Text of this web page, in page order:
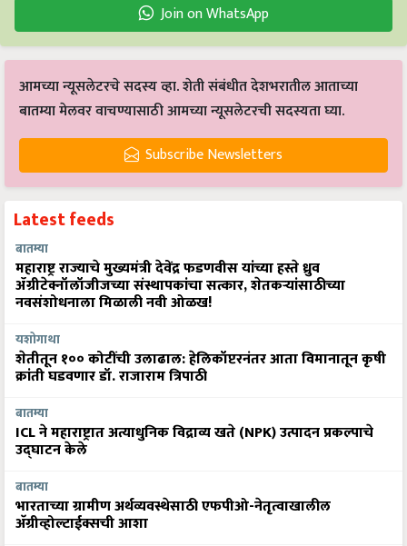
Join on WhatsApp
आमच्या न्यूसलेटरचे सदस्य व्हा. शेती संबंधीत देशभरातील आताच्या
बातम्या मेलवर वाचण्यासाठी आमच्या न्यूसलेटरची सदस्यता घ्या.
Subscribe Newsletters
Latest feeds
बातम्या
महाराष्ट्र राज्याचे मुख्यमंत्री देवेंद्र फडणवीस यांच्या हस्ते ध्रुव
ॲग्रीटेक्नॉलॉजीजच्या संस्थापकांचा सत्कार, शेतकऱ्यांसाठीच्या
नवसंशोधनाला मिळाली नवी ओळख!
यशोगाथा
शेतीतून १०० कोटींची उलाढाल: हेलिकॉप्टरनंतर आता विमानातून कृषी
क्रांती घडवणार डॉ. राजाराम त्रिपाठी
बातम्या
ICL ने महाराष्ट्रात अत्याधुनिक विद्राव्य खते (NPK) उत्पादन प्रकल्पाचे
उद्घाटन केले
बातम्या
भारताच्या ग्रामीण अर्थव्यवस्थेसाठी एफपीओ-नेतृत्वाखालील
अ‍ॅग्रीव्होल्टाईक्सची आशा